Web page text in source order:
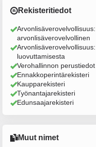
Rekisteritiedot
arvonlisäverovelvollinen
luovuttamisesta
Verohallinnon perustiedot
Ennakkoperintärekisteri
Kaupparekisteri
Työnantajarekisteri
Edunsaajarekisteri
Muut nimet